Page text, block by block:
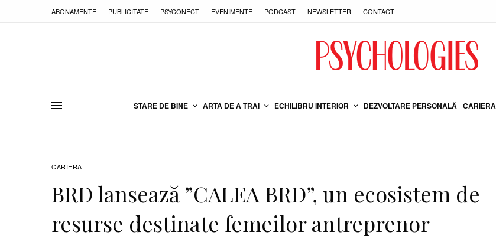
ABONAMENTE PUBLICITATE PSYCONECT EVENIMENTE PODCAST NEWSLETTER CONTACT
STARE DE BINE ARTA DE A TRAI ECHILIBRU INTERIOR DEZVOLTARE PERSONALĂ CARIERA
CARIERA
BRD lansează ”CALEA BRD”, un ecosistem de
resurse destinate femeilor antreprenor